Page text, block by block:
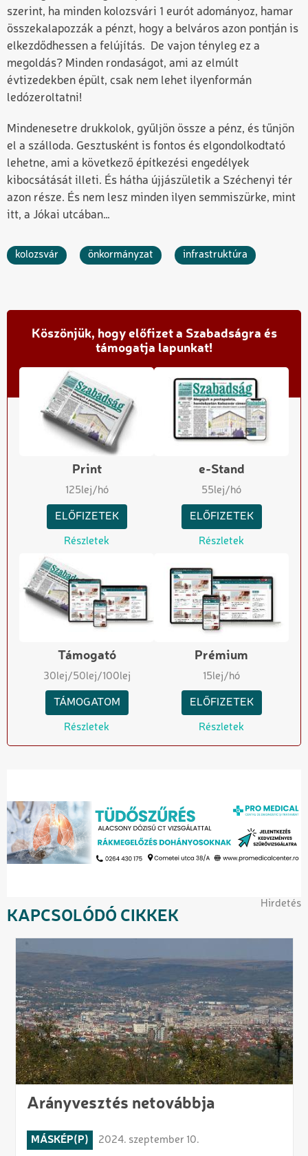
szerint, ha minden kolozsvári 1 eurót adományoz, hamar
összekalapozzák a pénzt, hogy a belváros azon pontján is
elkezdődhessen a felújítás. De vajon tényleg ez a
megoldás? Minden rondaságot, ami az elmúlt
évtizedekben épült, csak nem lehet ilyenformán
ledózeroltatni!
Mindenesetre drukkolok, gyűljön össze a pénz, és tűnjön
el a szálloda. Gesztusként is fontos és elgondolkodtató
lehetne, ami a következő építkezési engedélyek
kibocsátását illeti. És hátha újjászületik a Széchenyi tér
azon része. És nem lesz minden ilyen semmiszürke, mint
itt, a Jókai utcában…
kolozsvár önkormányzat infrastruktúra
Köszönjük, hogy előfizet a Szabadságra és
támogatja lapunkat!
Print
125lej/hó
ELŐFIZETEK
Részletek
e-Stand
55lej/hó
ELŐFIZETEK
Részletek
Támogató
30lej/50lej/100lej
TÁMOGATOM
Részletek
Prémium
15lej/hó
ELŐFIZETEK
Részletek
Hirdetés
KAPCSOLÓDÓ CIKKEK
Arányvesztés netovábbja
MÁSKÉP(P) 2024. szeptember 10.